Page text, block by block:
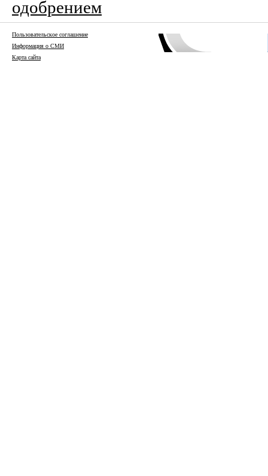
одобрением
Пользовательское соглашение
Информация о СМИ
Карта сайта